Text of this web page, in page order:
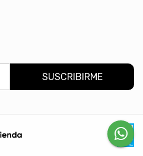
SUSCRIBIRME